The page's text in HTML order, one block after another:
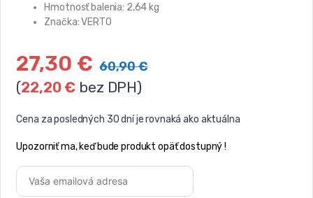
Hmotnosť balenia: 2,64 kg
Značka: VERTO
27,30 € 60,90€
(22,20€ bez DPH)
Cena za posledných 30 dní je rovnaká ako aktuálna
Upozorniť ma, keď bude produkt opäť dostupný !